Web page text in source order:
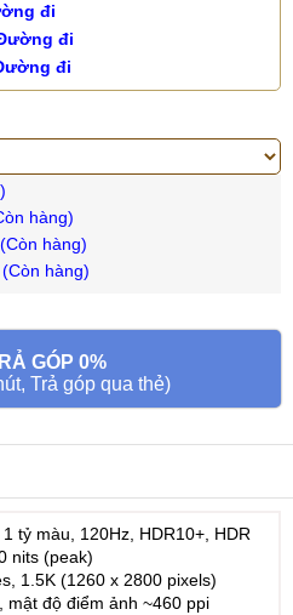
đi
đi
đi
hàng)
(Còn hàng)
(Còn hàng)
GÓP 0%
Trả góp qua thẻ)
tỷ màu, 120Hz, HDR10+, HDR
nits (peak)
1.5K (1260 x 2800 pixels)
mật độ điểm ảnh ~460 ppi